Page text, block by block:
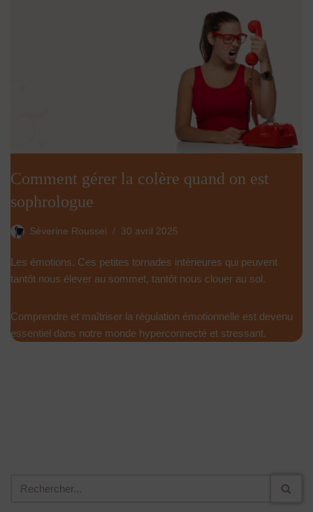
Comment gérer la colère quand on est
sophrologue
Séverine Roussel 30 avril 2025
Les émotions. Ces petites tornades intérieures qui peuvent
tantôt nous élever au sommet, tantôt nous clouer au sol.
Comprendre et maîtriser la régulation émotionnelle est devenu
essentiel dans notre monde hyperconnecté et stressant.